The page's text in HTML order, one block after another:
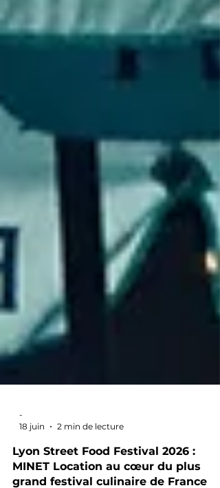
-
18 juin
2 min de lecture